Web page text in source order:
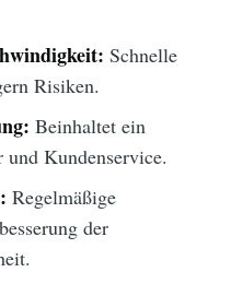
Schnelle
Risiken.
Beinhaltet ein
Kundenservice.
Regelmäßige
der